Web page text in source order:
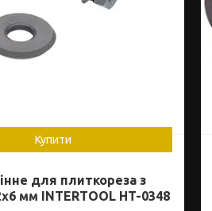
Купити
для плиткореза з
мм INTERTOOL HT-0348